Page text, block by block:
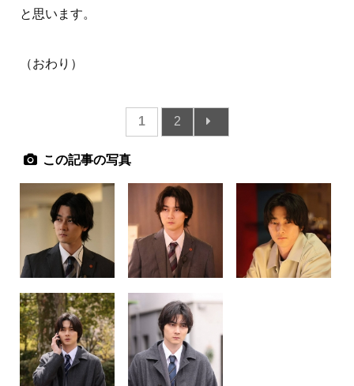
と思います。
（おわり）
1 2
この記事の写真